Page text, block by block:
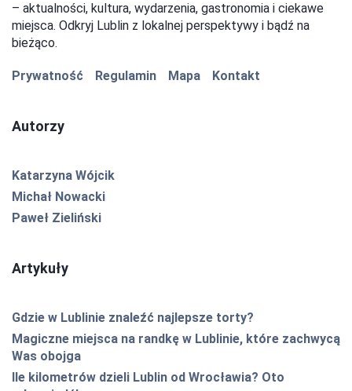
– aktualności, kultura, wydarzenia, gastronomia i ciekawe
miejsca. Odkryj Lublin z lokalnej perspektywy i bądź na
bieżąco.
Prywatność Regulamin Mapa Kontakt
Autorzy
Katarzyna Wójcik
Michał Nowacki
Paweł Zieliński
Artykuły
Gdzie w Lublinie znaleźć najlepsze torty?
Magiczne miejsca na randkę w Lublinie, które zachwycą
Was obojga
Ile kilometrów dzieli Lublin od Wrocławia? Oto